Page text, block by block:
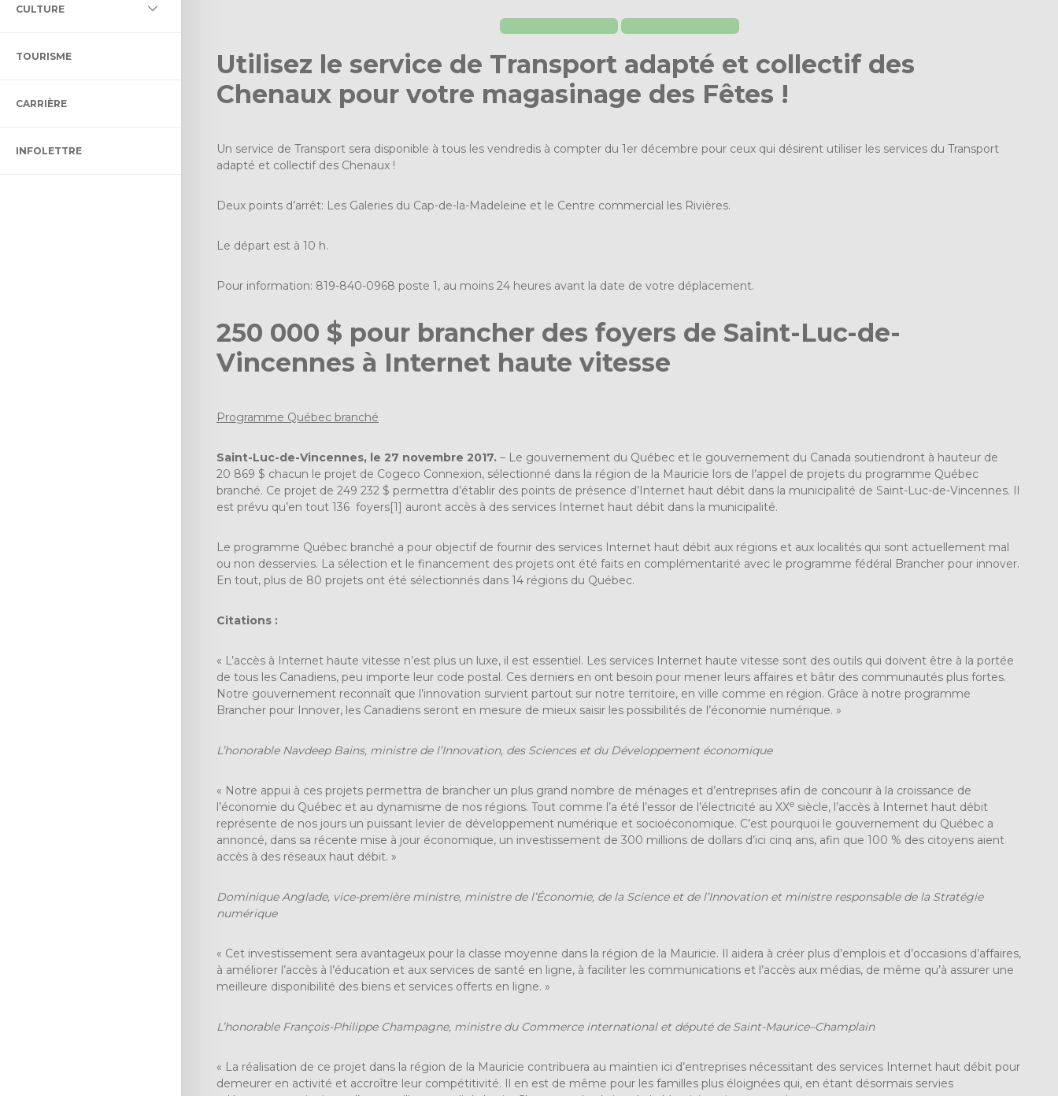
DES MILIEUX HUMIDES ET
ET DE
CONTRÔLE INTÉRIMAIRE
ET ADAPTÉ
CULTURE
BIBLIO DES CHENAUX
DENIS-DUPONT
TOURISME
CARRIÈRE
INFOLETTRE
Utilisez le service de Transport adapté et collectif des
Chenaux pour votre magasinage des Fêtes !
Un service de Transport sera disponible à tous les vendredis à compter du 1er décembre pour ceux qui désirent utiliser les services du Transport
adapté et collectif des Chenaux !
Deux points d’arrêt: Les Galeries du Cap-de-la-Madeleine et le Centre commercial les Rivières.
Le départ est à 10 h.
Pour information: 819-840-0968 poste 1, au moins 24 heures avant la date de votre déplacement.
250 000 $ pour brancher des foyers de Saint-Luc-de-
Vincennes à Internet haute vitesse
Programme Québec branché
Saint-Luc-de-Vincennes, le 27 novembre 2017. – Le gouvernement du Québec et le gouvernement du Canada soutiendront à hauteur de
20 869 $ chacun le projet de Cogeco Connexion, sélectionné dans la région de la Mauricie lors de l’appel de projets du programme Québec
branché. Ce projet de 249 232 $ permettra d’établir des points de présence d’Internet haut débit dans la municipalité de Saint-Luc-de-Vincennes. Il
est prévu qu’en tout 136 foyers[1] auront accès à des services Internet haut débit dans la municipalité.
Le programme Québec branché a pour objectif de fournir des services Internet haut débit aux régions et aux localités qui sont actuellement mal
ou non desservies. La sélection et le financement des projets ont été faits en complémentarité avec le programme fédéral Brancher pour innover.
En tout, plus de 80 projets ont été sélectionnés dans 14 régions du Québec.
Citations :
« L’accès à Internet haute vitesse n’est plus un luxe, il est essentiel. Les services Internet haute vitesse sont des outils qui doivent être à la portée
de tous les Canadiens, peu importe leur code postal. Ces derniers en ont besoin pour mener leurs affaires et bâtir des communautés plus fortes.
Notre gouvernement reconnaît que l’innovation survient partout sur notre territoire, en ville comme en région. Grâce à notre programme
Brancher pour Innover, les Canadiens seront en mesure de mieux saisir les possibilités de l’économie numérique.‎ »
L’honorable Navdeep Bains, ministre de l’Innovation, des Sciences et du Développement économique
« Notre appui à ces projets permettra de brancher un plus grand nombre de ménages et d’entreprises afin de concourir à la croissance de
l’économie du Québec et au dynamisme de nos régions. Tout comme l’a été l’essor de l’électricité au XXe siècle, l’accès à Internet haut débit
représente de nos jours un puissant levier de développement numérique et socioéconomique. C’est pourquoi le gouvernement du Québec a
annoncé, dans sa récente mise à jour économique, un investissement de 300 millions de dollars d’ici cinq ans, afin que 100 % des citoyens aient
accès à des réseaux haut débit. »
Dominique Anglade, vice-première ministre, ministre de l’Économie, de la Science et de l’Innovation et ministre responsable de la Stratégie
numérique
« Cet investissement sera avantageux pour la classe moyenne dans la région de la Mauricie. Il aidera à créer plus d’emplois et d’occasions d’affaires,
à améliorer l’accès à l’éducation et aux services de santé en ligne, à faciliter les communications et l’accès aux médias, de même qu’à assurer une
meilleure disponibilité des biens et services offerts en ligne. »
L’honorable François-Philippe Champagne, ministre du Commerce international et député de Saint-Maurice–Champlain
« La réalisation de ce projet dans la région de la Mauricie contribuera au maintien ici d’entreprises nécessitant des services Internet haut débit pour
demeurer en activité et accroître leur compétitivité. Il en est de même pour les familles plus éloignées qui, en étant désormais servies